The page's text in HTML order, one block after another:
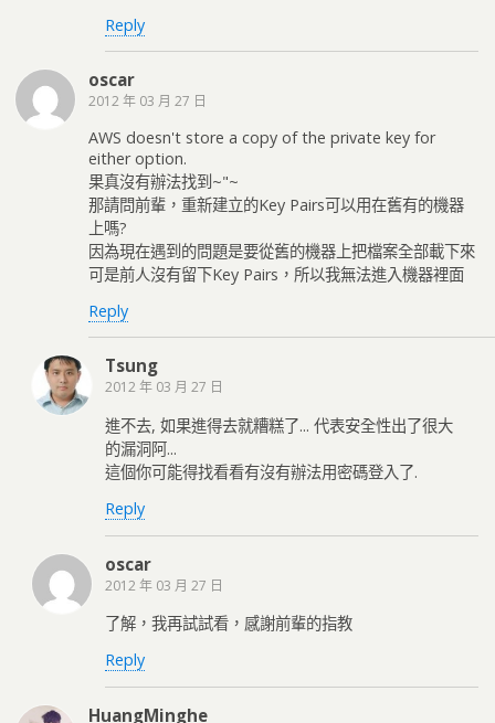
Reply
oscar
2012 年 03 月 27 日
AWS doesn't store a copy of the private key for
either option.
果真沒有辦法找到~"~
那請問前輩，重新建立的Key Pairs可以用在舊有的機器
上嗎?
因為現在遇到的問題是要從舊的機器上把檔案全部載下來
可是前人沒有留下Key Pairs，所以我無法進入機器裡面
Reply
Tsung
2012 年 03 月 27 日
進不去, 如果進得去就糟糕了... 代表安全性出了很大
的漏洞阿...
這個你可能得找看看有沒有辦法用密碼登入了.
Reply
oscar
2012 年 03 月 27 日
了解，我再試試看，感謝前輩的指教
Reply
HuangMinghe